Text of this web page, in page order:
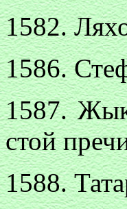
1582.
1586.
1587.
стой
1588.